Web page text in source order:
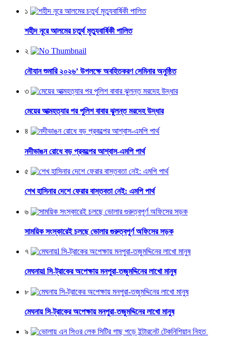
১
শহীদ নূরে আলমের চতুর্থ মৃত্যুবার্ষিকী পালিত
২
নৌযান শুমারি ২০২৬’ উপলক্ষে অবহিতকরণ সেমিনার অনুষ্ঠিত
৩
মেয়ের আত্মহত্যার পর পুলিশ বাবার ঝুলন্ত মরদেহ উদ্ধার
৪
নদীভাঙন রোধে বড় প্রকল্পের আশ্বাস-এমপি পার্থ
৫
শেখ হাসিনার দেশে ফেরার বাস্তবতা নেই: এমপি পার্থ
৬
সাময়িক সংস্কারেই চলছে ভোলার গুরুত্বপূর্ণ অফিসের সড়ক
৭
মেঘনায়l সি-ট্রাকের অপেক্ষায় মনপুরা-তজুমদ্দিনের লাখো মানুষ
৮
মেঘনায় সি-ট্রাকের অপেক্ষায় মনপুরা-তজুমদ্দিনের লাখো মানুষ
৯